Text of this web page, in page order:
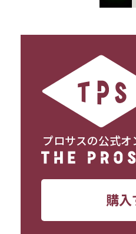
プロサスの公式
購入